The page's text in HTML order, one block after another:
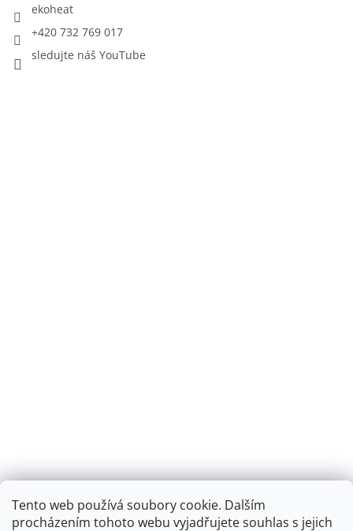
Tento web používá soubory cookie. Dalším
procházením tohoto webu vyjadřujete souhlas s jejich
ekoheat
+420 732 769 017
sledujte náš YouTube
Montáž podlahového topení - EKOTERM s.r.o.